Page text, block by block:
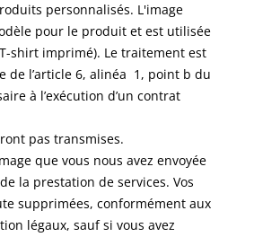
personnalisés. L'image
pour le produit et est utilisée
shirt imprimé). Le traitement est
de l’article 6, alinéa 1, point b du
à l’exécution d’un contrat
pas transmises.
que vous nous avez envoyée
la prestation de services. Vos
supprimées, conformément aux
légaux, sauf si vous avez